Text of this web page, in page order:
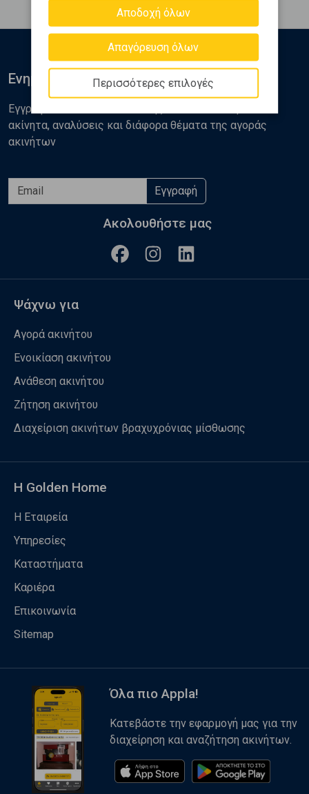
Αποδοχή όλων
Απαγόρευση όλων
Περισσότερες επιλογές
Ενημερωθείτε
Εγγραφείτε στο newsletter της Golden Home για νέα
ακίνητα, αναλύσεις και διάφορα θέματα της αγοράς
ακινήτων
Εγγραφή
Ακολουθήστε μας
Ψάχνω για
Αγορά ακινήτου
Ενοικίαση ακινήτου
Ανάθεση ακινήτου
Ζήτηση ακινήτου
Διαχείριση ακινήτων βραχυχρόνιας μίσθωσης
Η Golden Home
Η Εταιρεία
Υπηρεσίες
Καταστήματα
Καριέρα
Επικοινωνία
Sitemap
Όλα πιο Appla!
Κατεβάστε την εφαρμογή μας για την
διαχείρηση και αναζήτηση ακινήτων.